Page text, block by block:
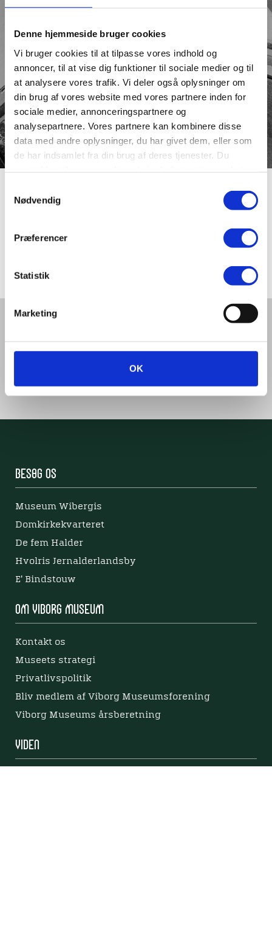
Denne hjemmeside bruger cookies
Vi bruger cookies til at tilpasse vores indhold og
annoncer, til at vise dig funktioner til sociale medier og til
at analysere vores trafik. Vi deler også oplysninger om
din brug af vores website med vores partnere inden for
sociale medier, annonceringspartnere og
analysepartnere. Vores partnere kan kombinere disse
data med andre oplysninger, du har givet dem, eller som
de har indsamlet fra din brug af deres tjenester. Du
Nødvendig
Præferencer
Statistik
Marketing
OK
Mellem Muren
Mellem Muren var indtil ca. 1850 navnet på Gråbrødre
Del denne artikel med andre:
Besøg os
Museum Wibergis
Domkirkekvarteret
De fem Halder
Hvolris Jernalderlandsby
E' Bindstouw
Om Viborg Museum
Kontakt os
Museets strategi
Privatlivspolitik
Bliv medlem af Viborg Museumsforening
Viborg Museums årsberetning
Viden